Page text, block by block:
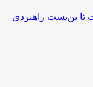
تا بن‌بست راهبردی